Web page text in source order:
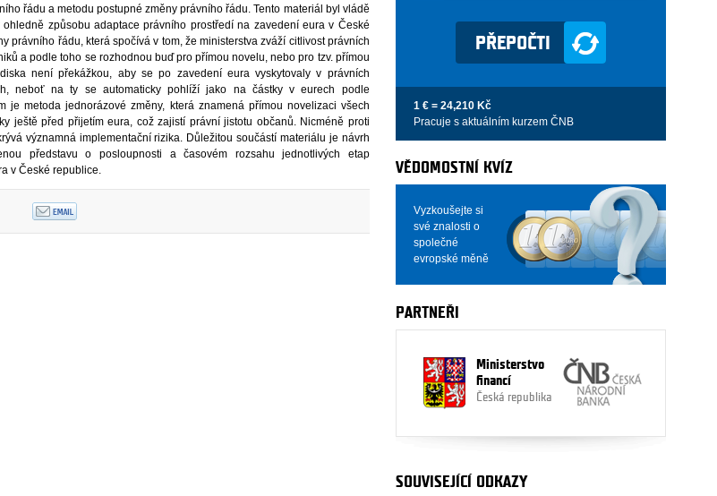
řádu a metodu postupné změny právního řádu. Tento materiál byl vládě
způsobu adaptace právního prostředí na zavedení eura v České
právního řádu, která spočívá v tom, že ministerstva zváží citlivost právních
a podle toho se rozhodnou buď pro přímou novelu, nebo pro tzv. přímou
není překážkou, aby se po zavedení eura vyskytovaly v právních
neboť na ty se automaticky pohlíží jako na částky v eurech podle
je metoda jednorázové změny, která znamená přímou novelizaci všech
ještě před přijetím eura, což zajistí právní jistotu občanů. Nicméně proti
významná implementační rizika. Důležitou součástí materiálu je návrh
představu o posloupnosti a časovém rozsahu jednotlivých etap
v České republice.
1 € = 24,210 Kč
Pracuje s aktuálním kurzem ČNB
VĚDOMOSTNÍ KVÍZ
Vyzkoušejte si
své znalosti o
společné
evropské měně
PARTNEŘI
Ministerstvo
financí
Česká republika
SOUVISEJÍCÍ ODKAZY